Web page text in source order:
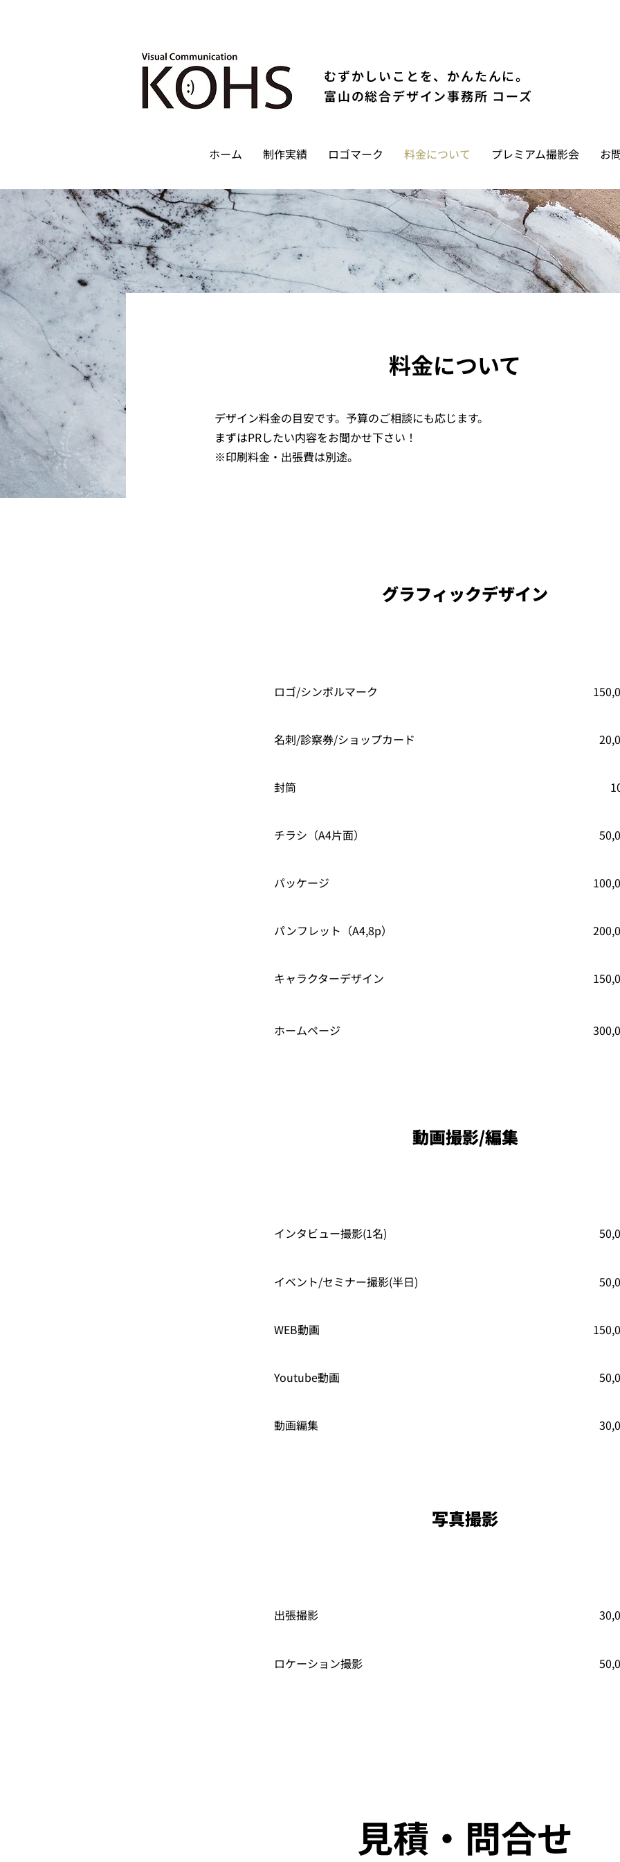
むずかしいことを、かんたんに。
富山の総合デザイン事務所 コーズ
ホーム 制作実績 ロゴマーク 料金について プレミアム撮影会 お
料金について
デザイン料金の目安です。予算のご相談にも応じます。
​まずはPRしたい内容をお聞かせ下さい！
​※印刷料金・出張費は別途。
グラフィックデザイン
ロゴ/シンボルマーク
名刺/診察券/ショップカード
封筒
チラシ（A4片面）
パッケージ
パンフレット（A4,8p）
キャラクターデザイン
ホームページ
動画撮影/編集
​インタビュー撮影(1名)
イベント/セミナー撮影(半日)
WEB動画
Youtube動画
動画編集
写真撮影
​出張撮影
​ロケーション撮影
見積・問合せ